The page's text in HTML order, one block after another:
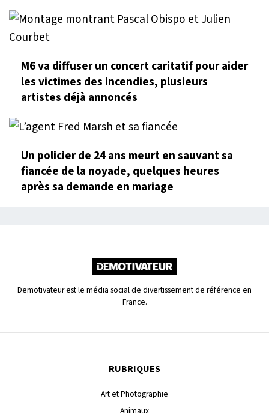
M6 va diffuser un concert caritatif pour aider
les victimes des incendies, plusieurs
artistes déjà annoncés
Un policier de 24 ans meurt en sauvant sa
fiancée de la noyade, quelques heures
après sa demande en mariage
Demotivateur est le média social de divertissement de référence en
France.
RUBRIQUES
Art et Photographie
Animaux